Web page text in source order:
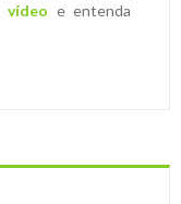
vídeo e entenda